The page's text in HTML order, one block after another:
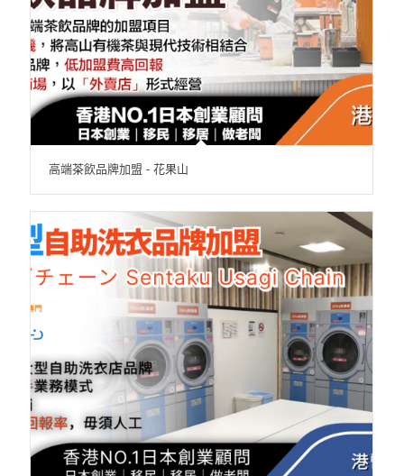
高端茶飲品牌加盟 - 花果山